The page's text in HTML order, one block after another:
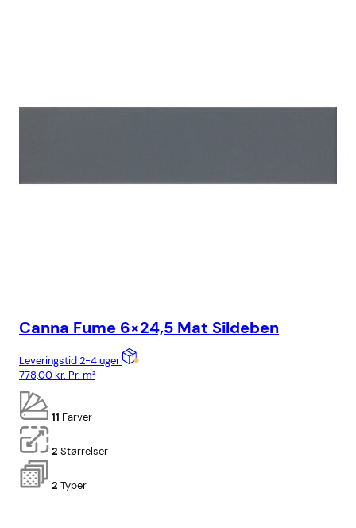
Canna Fume 6×24,5 Mat Sildeben
Leveringstid 2-4 uger
778,00kr. Pr. m²
11 Farver
2 Størrelser
2 Typer